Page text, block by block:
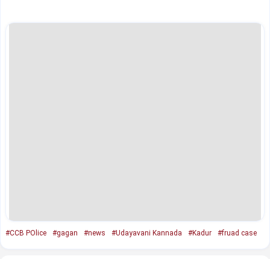
#CCB POlice #gagan #news #Udayavani Kannada #Kadur #fruad case